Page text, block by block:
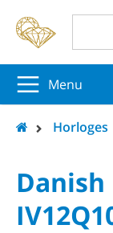
Menu
Horloges
Danish